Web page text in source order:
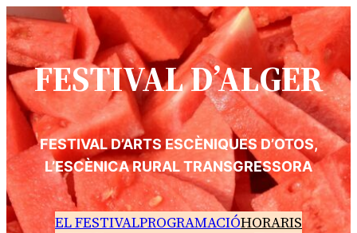
FESTIVAL D’ALGER
FESTIVAL D’ARTS ESCÈNIQUES D’OTOS,
L’ESCÈNICA RURAL TRANSGRESSORA
EL FESTIVALPROGRAMACIÓHORARIS